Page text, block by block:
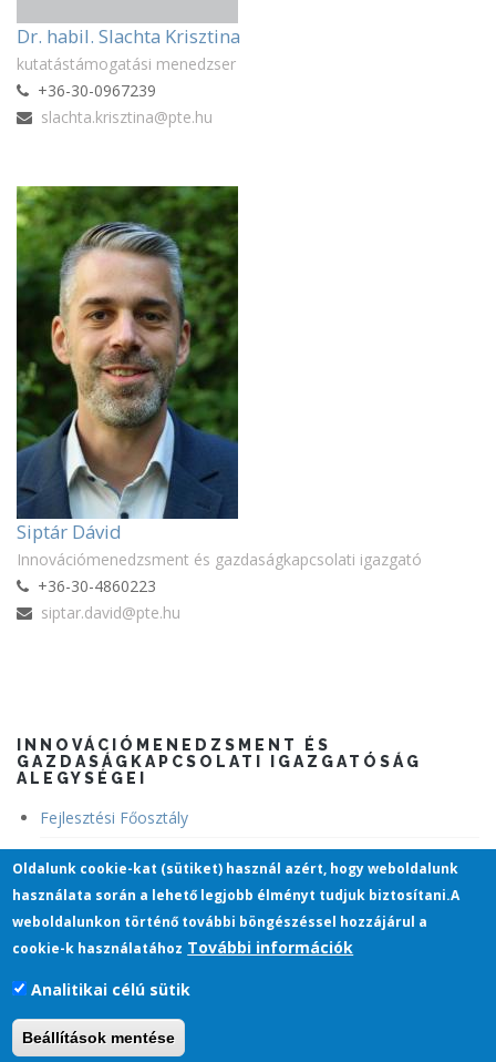
Dr. habil. Slachta Krisztina
kutatástámogatási menedzser
+36-30-0967239
slachta.krisztina@pte.hu
Siptár Dávid
Innovációmenedzsment és gazdaságkapcsolati igazgató
+36-30-4860223
siptar.david@pte.hu
INNOVÁCIÓMENEDZSMENT ÉS
GAZDASÁGKAPCSOLATI IGAZGATÓSÁG
ALEGYSÉGEI
Fejlesztési Főosztály
Gazdaságkapcsolati Főosztály
Kutatáshasznosítási és Technológiatranszfer Főosztály
Pécsi Tudományegyetem
H-7622 Pécs, Vasvári Pál utca 4.
Oldalunk cookie-kat (sütiket) használ azért, hogy weboldalunk
használata során a lehető legjobb élményt tudjuk biztosítani.A
weboldalunkon történő további böngészéssel hozzájárul a
cookie-k használatához További információk
Analitikai célú sütik
Beállítások mentése